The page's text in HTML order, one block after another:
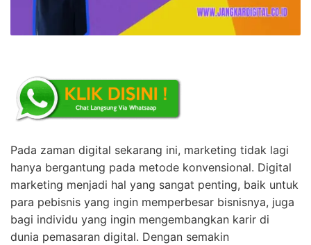
Pada zaman digital sekarang ini, marketing tidak lagi
hanya bergantung pada metode konvensional. Digital
marketing menjadi hal yang sangat penting, baik untuk
para pebisnis yang ingin memperbesar bisnisnya, juga
bagi individu yang ingin mengembangkan karir di
dunia pemasaran digital. Dengan semakin